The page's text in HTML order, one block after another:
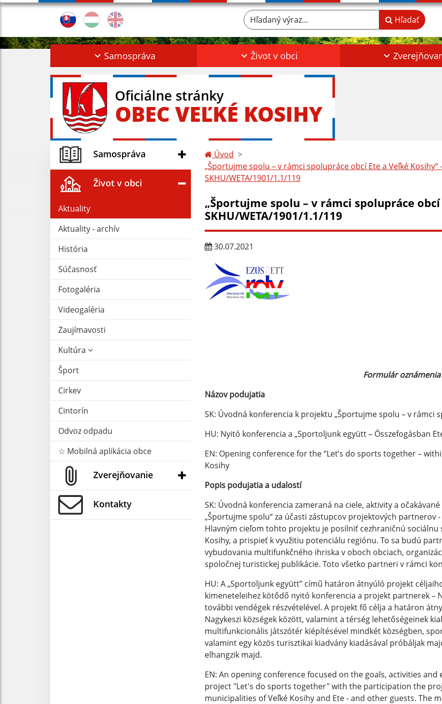
Hľadaný výraz... Hľadať
Samospráva Život v obci
Oficiálne stránky
OBEC VEĽKÉ KOSIHY
Samospráva
Život v obci
Aktuality
Aktuality - archív
História
Súčasnosť
Fotogaléria
Videogaléria
Zaujímavosti
Kultúra
Šport
Cirkev
Cintorín
Odvoz odpadu
☆ Mobilná aplikácia obce
Zverejňovanie
Kontakty
Úvod
„Športujme spolu – v rámci spolupráce obcí Ete a Veľké Kosihy“ -
SKHU/WETA/1901/1.1/119
„Športujme spolu – v rámci spolupráce
SKHU/WETA/1901/1.1/119
30.07.2021
Formulár oznámenia
Názov podujatia
SK: Úvodná konferencia k projektu „Športujme spolu – v rámci
HU: Nyitó konferencia a „Sportoljunk együtt – Összefogásban
EN: Opening conference for the “Let’s do sports together –
Kosihy
Popis podujatia a udalostí
SK: Úvodná konferencia zameraná na ciele, aktivity a
„Športujme spolu“ za účasti zástupcov projektových partnerov
Hlavným cieľom tohto projektu je posilniť cezhraničnú sociálnu
Kosihy, a prispieť k využitiu potenciálu regiónu. To sa budú
vybudovania multifunkčného ihriska v oboch obciach,
spoločnej turistickej publikácie. Toto všetko partneri v rámci
HU: A „Sportoljunk együtt” című határon átnyúló projekt
kimeneteleihez kötődő nyitó konferencia a projekt partnerek –
további vendégek részvételével. A projekt fő célja a határon
Nagykeszi községek között, valamint a térség lehetőségeinek
multifunkcionális játszótér kiépítésével mindkét községben,
valamint egy közös turisztikai kiadvány kiadásával próbáljak
elhangzik majd.
EN: An opening conference focused on the goals, activities
project "Let's do sports together" with the participation the
municipalities of Veľké Kosihy and Ete - and other guests. The